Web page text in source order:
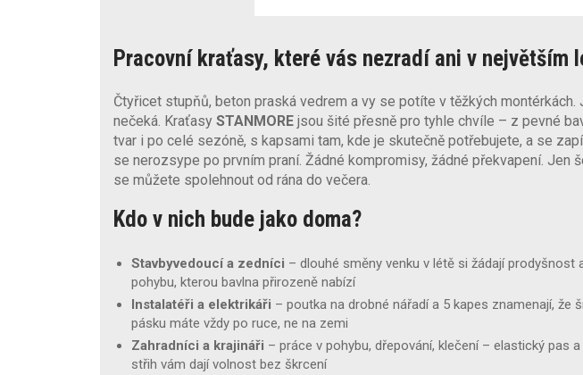
Pracovní kraťasy, které vás nezradí ani v největším
Čtyřicet stupňů, beton praská vedrem a vy se potíte v těžkých montérkách.
nečeká. Kraťasy STANMORE jsou šité přesně pro tyhle chvíle – z pevné
tvar i po celé sezóně, s kapsami tam, kde je skutečně potřebujete, a se
se nerozsype po prvním praní. Žádné kompromisy, žádné překvapení. Jen
se můžete spolehnout od rána do večera.
Kdo v nich bude jako doma?
Stavbyvedoucí a zedníci – dlouhé směny venku v létě si žádají prodyšnost
pohybu, kterou bavlna přirozeně nabízí
Instalatéři a elektrikáři – poutka na drobné nářadí a 5 kapes znamenají, že
pásku máte vždy po ruce, ne na zemi
Zahradníci a krajináři – práce v pohybu, dřepování, klečení – elastický pas
střih vám dají volnost bez škrcení